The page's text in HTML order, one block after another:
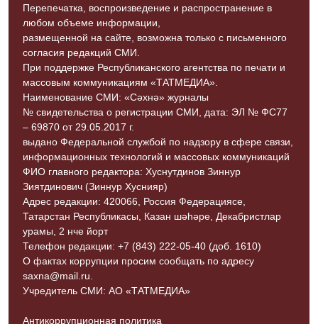
Перепечатка, воспроизведение и распространение в
любом объеме информации,
размещенной на сайте, возможна только с письменного
согласия редакций СМИ.
При поддержке Республиканского агентства по печати и
массовым коммуникациям «ТАТМЕДИА».
Наименование СМИ: «Сәхнә» журналы
№ свидетельства о регистрации СМИ, дата: ЭЛ № ФС77
– 69870 от 29.05.2017 г.
выдано Федеральной службой по надзору в сфере связи,
информационных технологий и массовых коммуникаций
ФИО главного редактора: Хуснутдинов Зиннур
Зиятдинович (Зиннур Хуснияр)
Адрес редакции: 420066, Россия Федерациясе,
Татарстан Республикасы, Казан шәһәре, Декабристлар
урамы, 2 нче йорт
Телефон редакции: +7 (843) 222-05-40 (доб. 1610)
О фактах коррупции просим сообщать по адресу
saxna@mail.ru.
Учредитель СМИ: АО «ТАТМЕДИА»
Антикоррупционная политика